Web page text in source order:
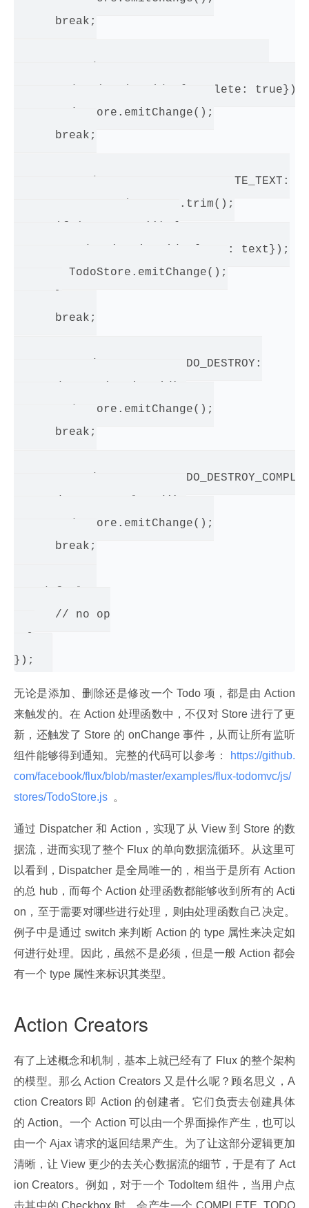
      break;
      update(action.id, {complete: true});
      TodoStore.emitChange();
      break;
    case TodoConstants.TODO_UPDATE_TEXT:
      text = action.text.trim();
        update(action.id, {text: text});
        TodoStore.emitChange();
      break;
    case TodoConstants.TODO_DESTROY:
      TodoStore.emitChange();
      break;
case
      TodoStore.emitChange();
      break;
      // no op
无论是添加、删除还是修改一个 Todo 项，都是由 Action
来触发的。在 Action 处理函数中，不仅对 Store 进行了更
新，还触发了 Store 的 onChange 事件，从而让所有监听
组件能够得到通知。完整的代码可以参考：
https://github.
com/facebook/flux/blob/master/examples/flux-todomvc/js/
stores/TodoStore.js 。
通过 Dispatcher 和 Action，实现了从 View 到 Store 的数
据流，进而实现了整个 Flux 的单向数据流循环。从这里可
以看到，Dispatcher 是全局唯一的，相当于是所有 Action
的总 hub，而每个 Action 处理函数都能够收到所有的 Acti
on，至于需要对哪些进行处理，则由处理函数自己决定。
例子中是通过 switch 来判断 Action 的 type 属性来决定如
何进行处理。因此，虽然不是必须，但是一般 Action 都会
有一个 type 属性来标识其类型。
Action Creators
有了上述概念和机制，基本上就已经有了 Flux 的整个架构
的模型。那么 Action Creators 又是什么呢？顾名思义，A
ction Creators 即 Action 的创建者。它们负责去创建具体
的 Action。一个 Action 可以由一个界面操作产生，也可以
由一个 Ajax 请求的返回结果产生。为了让这部分逻辑更加
清晰，让 View 更少的去关心数据流的细节，于是有了 Act
ion Creators。例如，对于一个 TodoItem 组件，当用户点
击其中的 Checkbox 时，会产生一个 COMPLETE_TODO